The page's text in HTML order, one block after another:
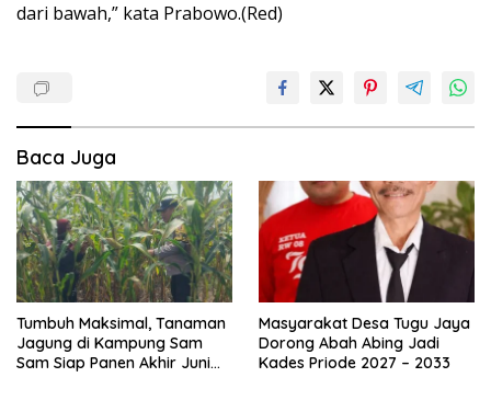
dari bawah,” kata Prabowo.(Red)
Baca Juga
Tumbuh Maksimal, Tanaman
Jagung di Kampung Sam
Sam Siap Panen Akhir Juni
Masyarakat Desa Tugu Jaya
Dorong Abah Abing Jadi
Kades Priode 2027 – 2033